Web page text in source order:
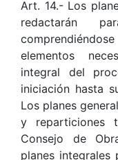
Art. 14.- Los
redactarán
elementos
integral del
iniciación hasta
Los planes
y reparticiones
Consejo de
planes integrales